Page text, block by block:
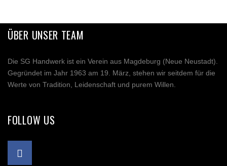
ÜBER UNSER TEAM
Die SG Handwerk ist ein Verein aus Magdeburg (Neue Neustadt).
Gegründet im Jahr 1963 am 19. März, stehen wir seitdem für die
Werte von Tradition, Leidenschaft und purem Willen.
FOLLOW US